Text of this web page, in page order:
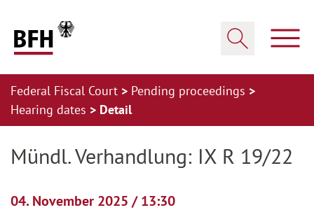
Federal Fiscal Court
Pending proceedings
Hearing dates
Detail
Mündl. Verhandlung: IX R 19/22
04. November 2025 / 13:30